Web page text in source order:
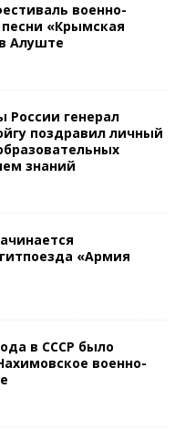
военно-
«Крымская
Алуште
России генерал
поздравил личный
знаний
«Армия
в СССР было
военно-